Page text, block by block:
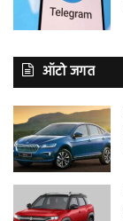
ऑटो जगत